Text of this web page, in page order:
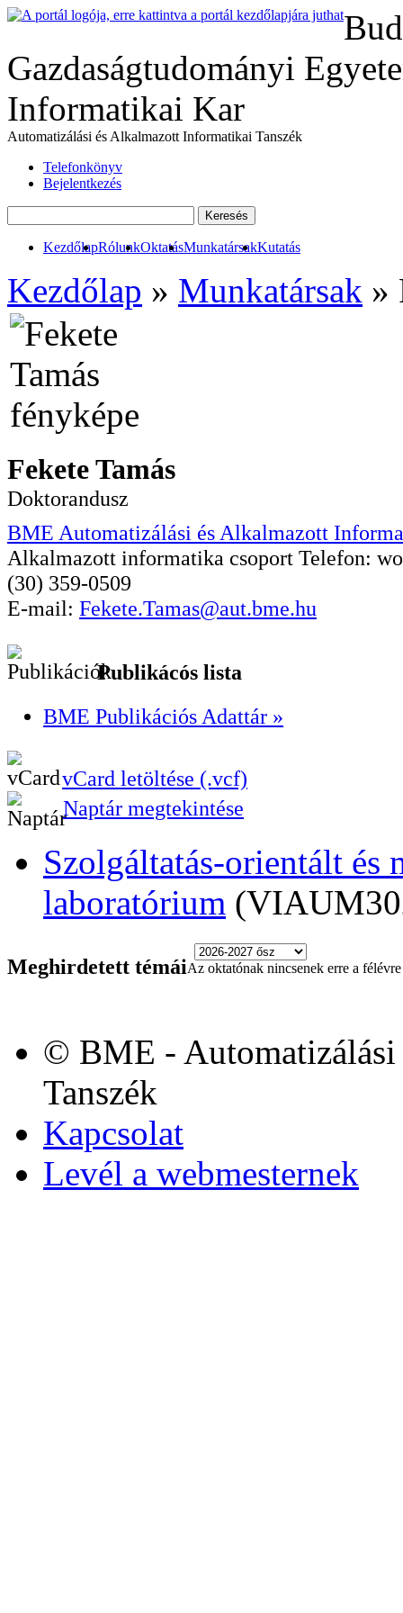
Gazdaságtudományi
Informatikai Kar
Automatizálási és Alkalmazott Informatikai Tanszék
Telefonkönyv
Bejelentkezés
KezdőlapRólunkOktatásMunkatársakKutatás
Kezdőlap » Munkatársak »
Fekete Tamás
Doktorandusz
BME Automatizálási és Alkalmazott
Alkalmazott informatika csoport Telefon:
(30) 359-0509
E-mail: Fekete.Tamas@aut.bme.hu
Publikácós lista
BME Publikációs Adattár »
vCard letöltése (.vcf)
Naptár megtekintése
Szolgáltatás-orientált és
laboratórium
Meghirdetett témáiAz oktatónak nincsenek erre a
© BME -
Tanszék
Kapcsolat
Levél a webmesternek